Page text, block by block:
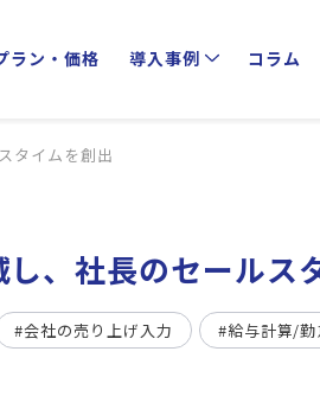
ラン・価格
導入事例
コラム
タイムを創出
、社長のセールス
#会社の売り上げ入力 #給与計算/